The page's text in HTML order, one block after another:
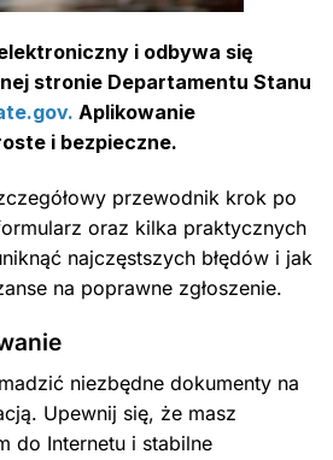
i odbywa się
stronie Departamentu Stanu
Aplikowanie
i bezpieczne.
przewodnik krok po
oraz kilka praktycznych
najczęstszych błędów i jak
na poprawne zgłoszenie.
niezbędne dokumenty na
Upewnij się, że masz
do Internetu i stabilne